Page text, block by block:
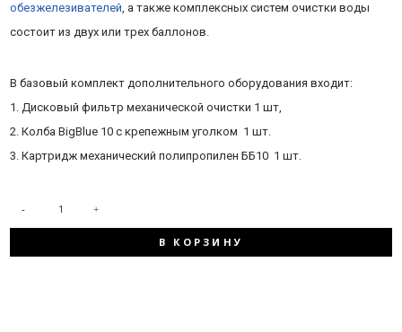
обезжелезивателей, а также комплексных систем очистки воды
состоит из двух или трех баллонов.
В базовый комплект дополнительного оборудования входит:
1. Дисковый фильтр механической очистки 1 шт,
2. Колба BigBlue 10 с крепежным уголком 1 шт.
3. Картридж механический полипропилен ББ10 1 шт.
В КОРЗИНУ